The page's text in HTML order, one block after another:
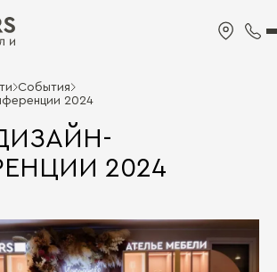
События
2024
2024